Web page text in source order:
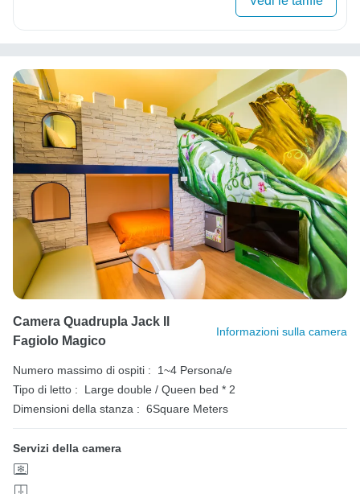
Camera Quadrupla Jack Il
Fagiolo Magico
Informazioni sulla camera
Numero massimo di ospiti :
1~4 Persona/e
Tipo di letto :
Large double / Queen bed * 2
Dimensioni della stanza : 6Square Meters
Servizi della camera